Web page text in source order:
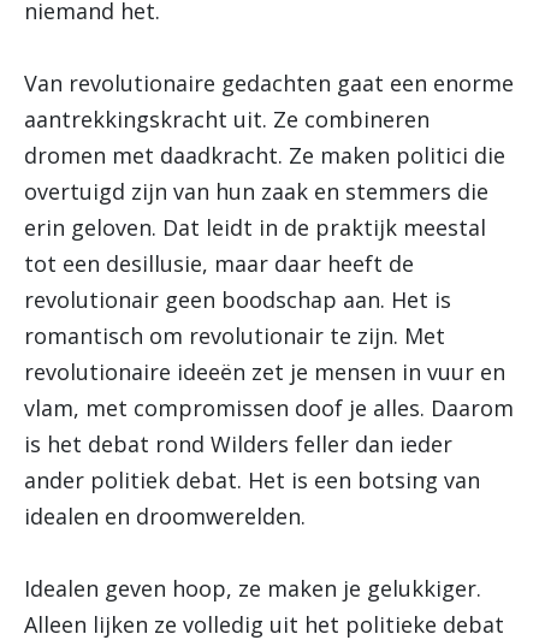
niemand het.
Van revolutionaire gedachten gaat een enorme
aantrekkingskracht uit. Ze combineren
dromen met daadkracht. Ze maken politici die
overtuigd zijn van hun zaak en stemmers die
erin geloven. Dat leidt in de praktijk meestal
tot een desillusie, maar daar heeft de
revolutionair geen boodschap aan. Het is
romantisch om revolutionair te zijn. Met
revolutionaire ideeën zet je mensen in vuur en
vlam, met compromissen doof je alles. Daarom
is het debat rond Wilders feller dan ieder
ander politiek debat. Het is een botsing van
idealen en droomwerelden.
Idealen geven hoop, ze maken je gelukkiger.
Alleen lijken ze volledig uit het politieke debat